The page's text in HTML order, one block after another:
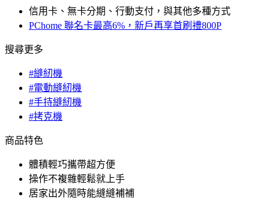
信用卡、無卡分期、行動支付，與其他多種方式
PChome 聯名卡最高6%，新戶再享首刷禮800P
搜尋更多
#縫紉機
#電動縫紉機
#手持縫紉機
#拷克機
商品特色
體積輕巧攜帶超方便
操作不複雜輕鬆就上手
居家出外隨時能縫縫補補